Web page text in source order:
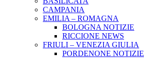
CAMPANIA
EMILIA – ROMAGNA
BOLOGNA NOTIZIE
RICCIONE NEWS
FRIULI – VENEZIA GIULIA
PORDENONE NOTIZIE